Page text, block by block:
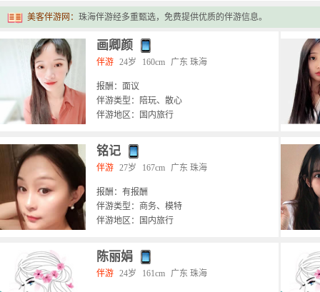
美客伴游网： 珠海伴游经多重甄选，免费提供优质的伴游信息。
画卿颜
伴游 24岁 160cm 广东 珠海
报酬：面议
伴游类型：陪玩、散心
伴游地区：国内旅行
铭记
伴游 27岁 167cm 广东 珠海
报酬：有报酬
伴游类型：商务、模特
伴游地区：国内旅行
陈丽娟
伴游 24岁 161cm 广东 珠海